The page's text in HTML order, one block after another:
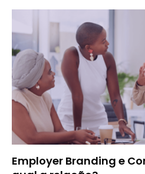
Employer Branding e